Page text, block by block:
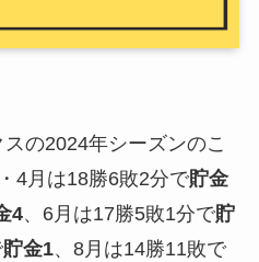
の2024年シーズンのこ
4月は18勝6敗2分で貯金
4、6月は17勝5敗1分で貯
貯金1、8月は14勝11敗で